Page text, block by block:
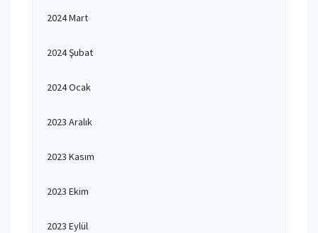
2024 Mart
2024 Şubat
2024 Ocak
2023 Aralık
2023 Kasım
2023 Ekim
2023 Eylül